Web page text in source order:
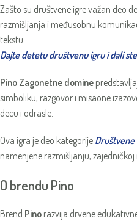
Zašto su društvene igre važan deo
razmišljanja i međusobnu
tekstu
Dajte detetu društvenu igru i dali
Pino Zagonetne domine
simboliku, razgovor i misaone
decu i odrasle.
Ova igra je deo kategorije Društvene
namenjene razmišljanju, zajedničkoj
O brendu Pino
Brend Pino razvija drvene